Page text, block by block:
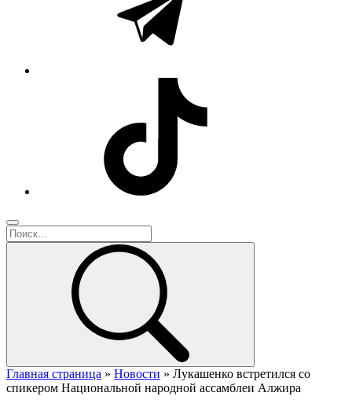
Главная страница » Новости » Лукашенко встретился со
спикером Национальной народной ассамблеи Алжира